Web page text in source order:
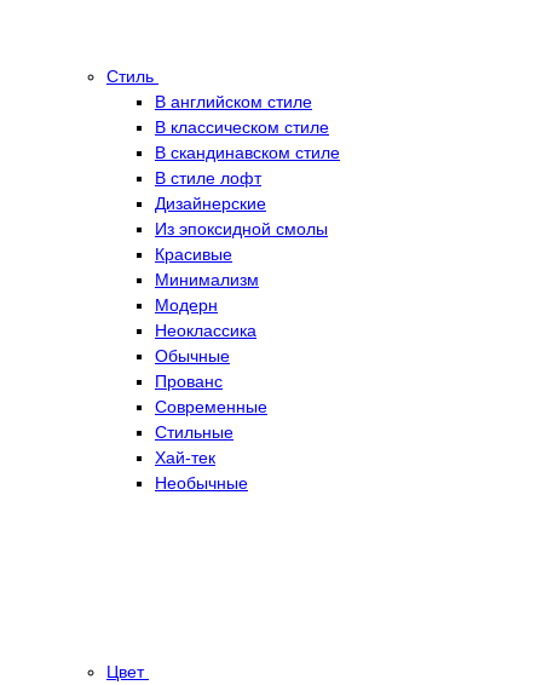
Стиль
В английском стиле
В классическом стиле
В скандинавском стиле
В стиле лофт
Дизайнерские
Из эпоксидной смолы
Красивые
Минимализм
Модерн
Неоклассика
Обычные
Прованс
Современные
Стильные
Хай-тек
Необычные
Цвет